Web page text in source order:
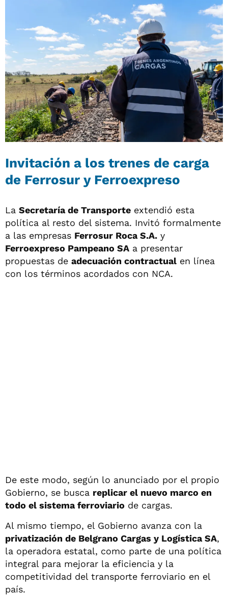
Invitación a los trenes de carga
de Ferrosur y Ferroexpreso
La Secretaría de Transporte extendió esta
política al resto del sistema. Invitó formalmente
a las empresas Ferrosur Roca S.A. y
Ferroexpreso Pampeano SA a presentar
propuestas de adecuación contractual en línea
con los términos acordados con NCA.
De este modo, según lo anunciado por el propio
Gobierno, se busca replicar el nuevo marco en
todo el sistema ferroviario de cargas.
Al mismo tiempo, el Gobierno avanza con la
privatización de Belgrano Cargas y Logística SA,
la operadora estatal, como parte de una política
integral para mejorar la eficiencia y la
competitividad del transporte ferroviario en el
país.